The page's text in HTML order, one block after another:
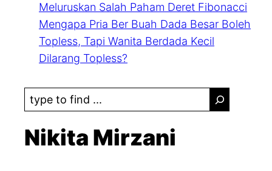
Meluruskan Salah Paham Deret Fibonacci
Mengapa Pria Ber Buah Dada Besar Boleh
Topless, Tapi Wanita Berdada Kecil
Dilarang Topless?
S
e
a
rNikita Mirzani